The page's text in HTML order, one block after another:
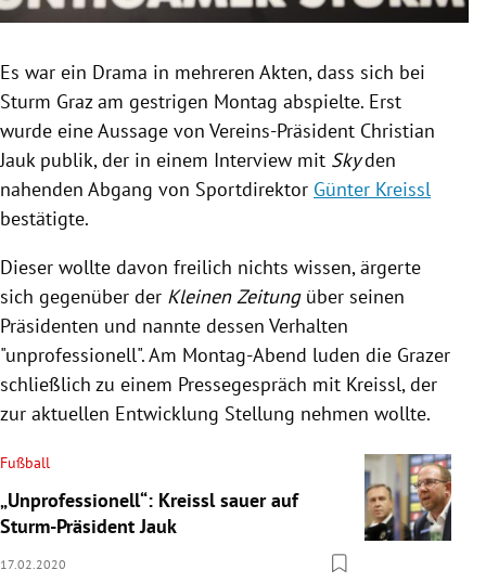
Untermenü
Es war ein Drama in mehreren Akten, dass sich bei
Sturm Grazam gestrigen Montag abspielte. Erst
wurde eine Aussage von Vereins-Präsident Christian
Jaukpublik, der in einem Interview mit Skyden
nahenden Abgang von Sportdirektor Günter Kreissl
bestätigte.
Dieser wollte davon freilich nichts wissen, ärgerte
sich gegenüber der Kleinen Zeitungüber seinen
Präsidenten und nannte dessen Verhalten
"unprofessionell". Am Montag-Abend luden die Grazer
schließlich zu einem Pressegespräch mit Kreissl, der
zur aktuellen Entwicklung Stellung nehmen wollte.
Fußball
„Unprofessionell“: Kreissl sauer auf
Sturm-Präsident Jauk
17.02.2020